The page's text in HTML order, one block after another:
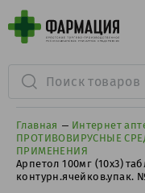
Главная Интернет
ПРОТИВОВИРУСНЫЕ
ПРИМЕНЕНИЯ
Арпетол 100мг (10х3)
контурн.ячейков.упак.